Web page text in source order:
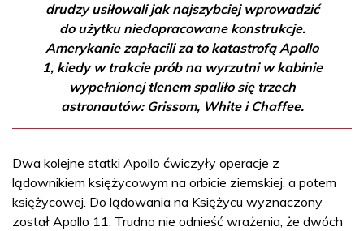
drudzy usiłowali jak najszybciej wprowadzić
do użytku niedopracowane konstrukcje.
Amerykanie zapłacili za to katastrofą Apollo
1, kiedy w trakcie prób na wyrzutni w kabinie
wypełnionej tlenem spaliło się trzech
astronautów: Grissom, White i Chaffee.
Dwa kolejne statki Apollo ćwiczyły operacje z
lądownikiem księżycowym na orbicie ziemskiej, a potem
księżycowej. Do lądowania na Księżycu wyznaczony
został Apollo 11. Trudno nie odnieść wrażenia, że dwóch